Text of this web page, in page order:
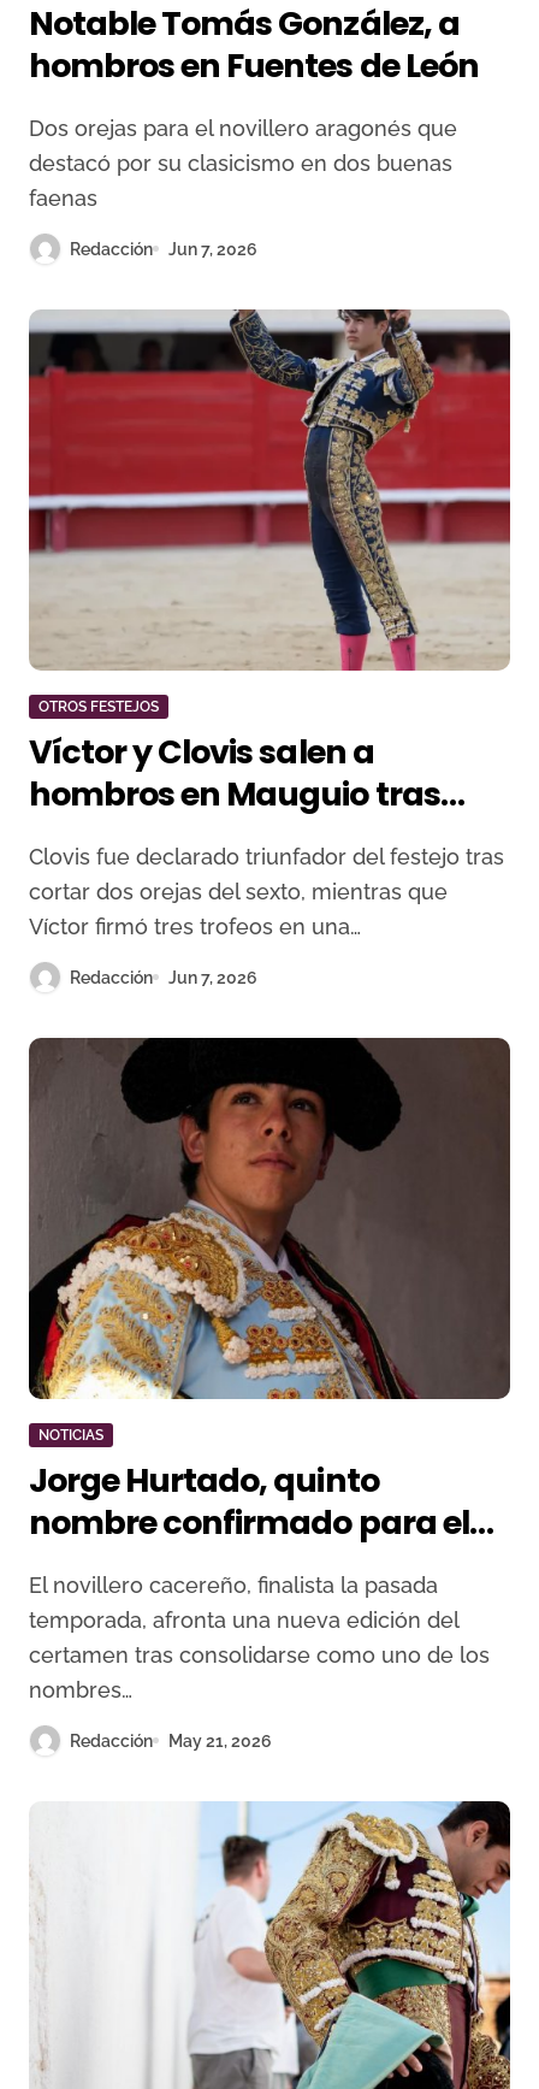
Notable Tomás González, a
hombros en Fuentes de León
Dos orejas para el novillero aragonés que
destacó por su clasicismo en dos buenas
faenas
Redacción Jun 7, 2026
OTROS FESTEJOS
Víctor y Clovis salen a
hombros en Mauguio tras
una novillada de buen nivel
ganadero
Clovis fue declarado triunfador del festejo tras
cortar dos orejas del sexto, mientras que
Víctor firmó tres trofeos en una…
Redacción Jun 7, 2026
NOTICIAS
Jorge Hurtado, quinto
nombre confirmado para el
Circuito de Extremadura 2026
El novillero cacereño, finalista la pasada
temporada, afronta una nueva edición del
certamen tras consolidarse como uno de los
nombres…
Redacción May 21, 2026